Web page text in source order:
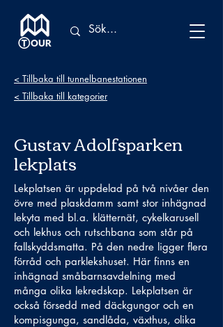
< Tillbaka till tunnelbanestationen
< Tillbaka till kategorier
Gustav Adolfsparken
lekplats
Lekplatsen är uppdelad på två nivåer den
övre med plaskdamm samt stor inhägnad
lekyta med bl.a. klätternät, cykelkarusell
och lekhus och rutschbana som står på
fallskyddsmatta. På den nedre ligger flera
förråd och parklekshuset. Här finns en
inhägnad småbarnsavdelning med
många olika lekredskap. Lekplatsen är
också försedd med däckgungor och en
kompisgunga, sandlåda, växthus, olika